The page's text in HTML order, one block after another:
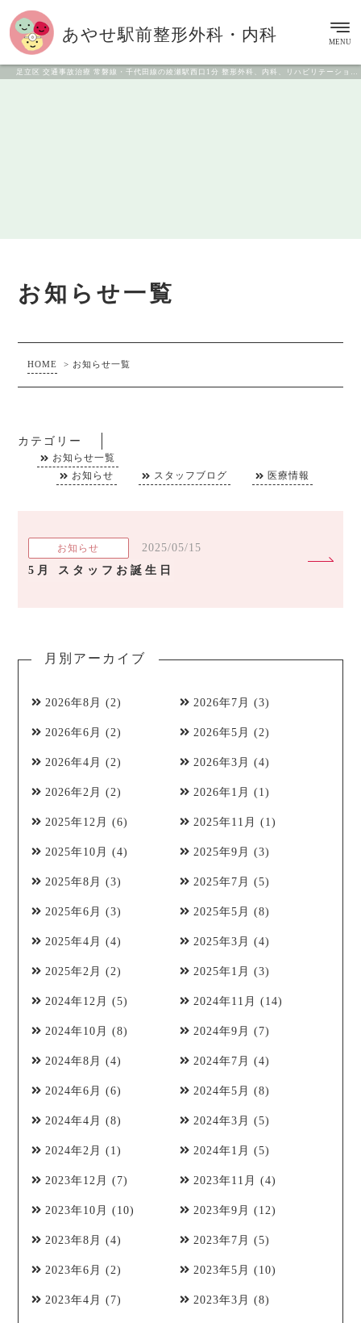
足立区 交通事故治療 常磐線・千代田線の綾瀬駅西口1分 整形外科、内科、リハビリテーション科
あやせ駅前整形外科・内科 MENU
お知らせ一覧
HOME > お知らせ一覧
カテゴリー
お知らせ一覧
お知らせ
スタッフブログ 医療情報
お知らせ
2025/05/15
5月 スタッフお誕生日
月別アーカイブ
2026年8月 (2) 2026年7月 (3)
2026年6月 (2) 2026年5月 (2)
2026年4月 (2) 2026年3月 (4)
2026年2月 (2) 2026年1月 (1)
2025年12月 (6) 2025年11月 (1)
2025年10月 (4) 2025年9月 (3)
2025年8月 (3) 2025年7月 (5)
2025年6月 (3) 2025年5月 (8)
2025年4月 (4) 2025年3月 (4)
2025年2月 (2) 2025年1月 (3)
2024年12月 (5) 2024年11月 (14)
2024年10月 (8) 2024年9月 (7)
2024年8月 (4) 2024年7月 (4)
2024年6月 (6) 2024年5月 (8)
2024年4月 (8) 2024年3月 (5)
2024年2月 (1) 2024年1月 (5)
2023年12月 (7) 2023年11月 (4)
2023年10月 (10) 2023年9月 (12)
2023年8月 (4) 2023年7月 (5)
2023年6月 (2) 2023年5月 (10)
2023年4月 (7) 2023年3月 (8)